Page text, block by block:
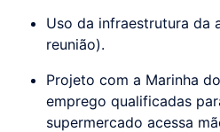
Uso da infraestrutura da
reunião).
Projeto com a Marinha
emprego qualificadas
supermercado acessa